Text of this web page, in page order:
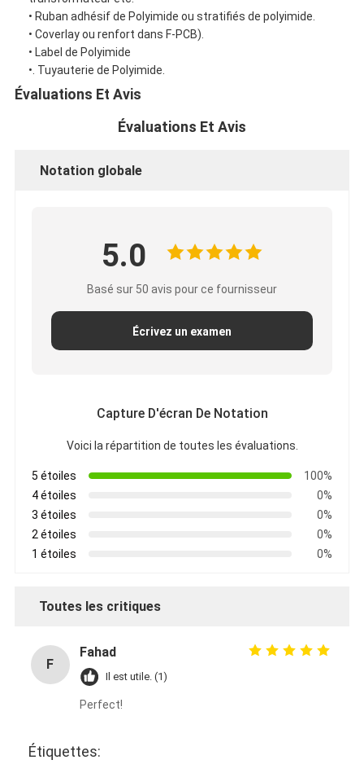
Au sujet de nous
Visite d'usine
Contrôle de qualité
Contactez-nous
Bande d'isolation de tissu en verre
• Ruban adhésif de Polyimide ou stratifiés de polyimide.
• Coverlay ou renfort dans F-PCB).
• Label de Polyimide
•. Tuyauterie de Polyimide.
Évaluations Et Avis
Évaluations Et Avis
Notation globale
5.0
Basé sur 50 avis pour ce fournisseur
Écrivez un examen
Capture D'écran De Notation
Voici la répartition de toutes les évaluations.
5 étoiles
100%
4 étoiles
0%
3 étoiles
0%
2 étoiles
0%
1 étoiles
0%
Toutes les critiques
F
Fahad
Il est utile. (1)
Perfect!
Étiquettes: